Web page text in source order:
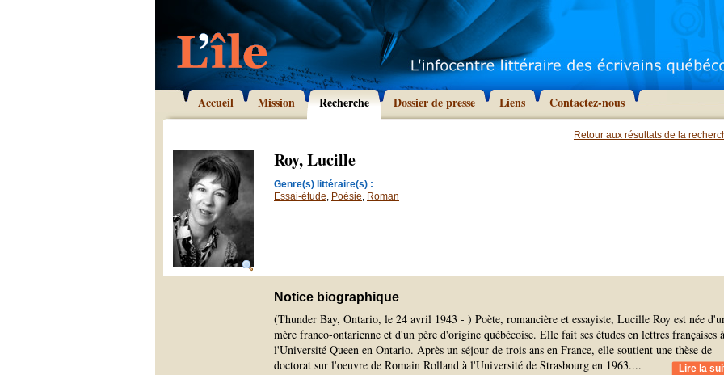
Accueil Mission Recherche Dossier de presse Liens Contactez-nous
Retour aux résultats de la
Roy, Lucille
Genre(s) littéraire(s) :
Essai-étude, Poésie, Roman
Notice biographique
(Thunder Bay, Ontario, le 24 avril 1943 - ) Poète, romancière et essayiste, Lucille Roy est née
mère franco-ontarienne et d'un père d'origine québécoise. Elle fait ses études en lettres françaises à
l'Université Queen en Ontario. Après un séjour de trois ans en France, elle soutient une thèse de
doctorat sur l'oeuvre de Romain Rolland à l'Université de Strasbourg en 1963.... Lire la